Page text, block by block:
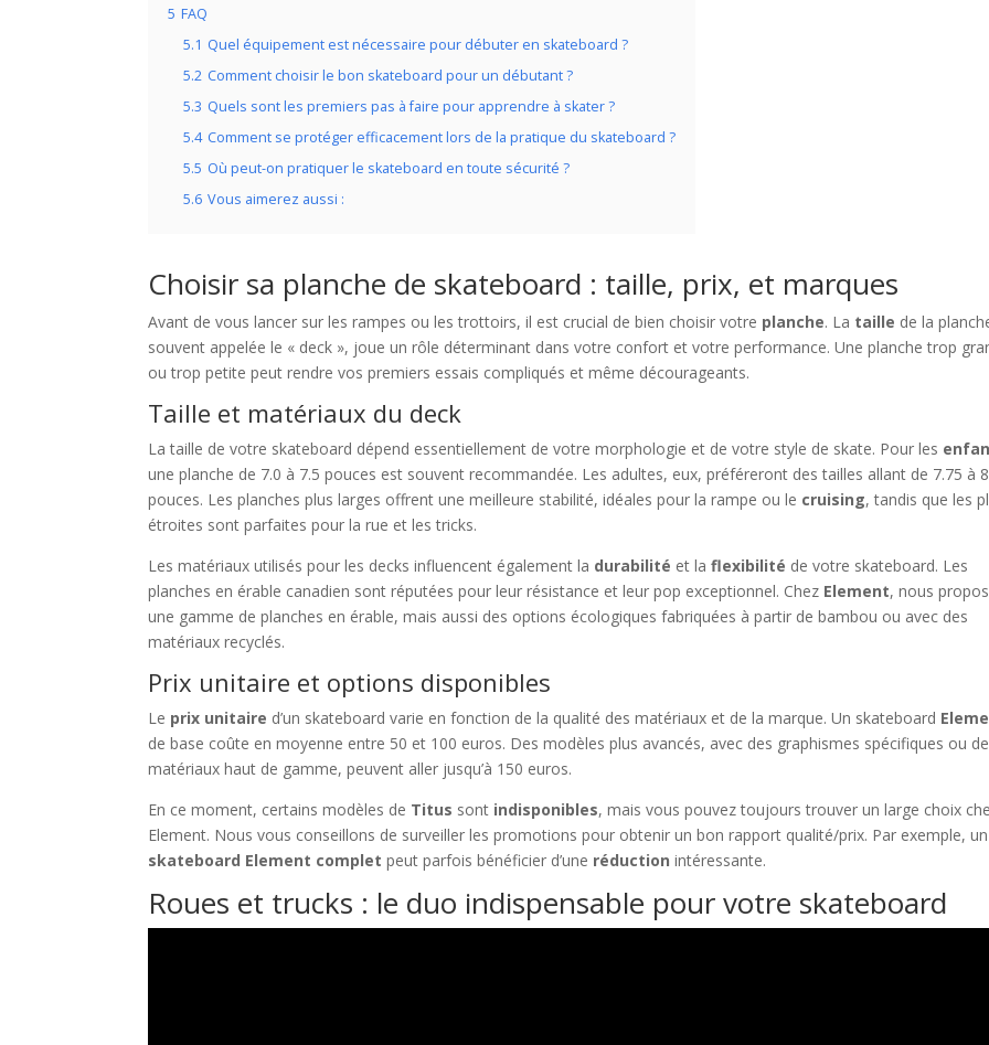
5 FAQ
5.1 Quel équipement est nécessaire pour débuter en skateboard ?
5.2 Comment choisir le bon skateboard pour un débutant ?
5.3 Quels sont les premiers pas à faire pour apprendre à skater ?
5.4 Comment se protéger efficacement lors de la pratique du skateboard ?
5.5 Où peut-on pratiquer le skateboard en toute sécurité ?
5.6 Vous aimerez aussi :
Choisir sa planche de skateboard : taille, prix, et marques
Avant de vous lancer sur les rampes ou les trottoirs, il est crucial de bien choisir votre planche. La taille de la
souvent appelée le « deck », joue un rôle déterminant dans votre confort et votre performance. Une planche trop
ou trop petite peut rendre vos premiers essais compliqués et même décourageants.
Taille et matériaux du deck
La taille de votre skateboard dépend essentiellement de votre morphologie et de votre style de skate. Pour les
une planche de 7.0 à 7.5 pouces est souvent recommandée. Les adultes, eux, préféreront des tailles allant de 7.75 à
pouces. Les planches plus larges offrent une meilleure stabilité, idéales pour la rampe ou le cruising, tandis que les
étroites sont parfaites pour la rue et les tricks.
Les matériaux utilisés pour les decks influencent également la durabilité et laflexibilité de votre skateboard. Les
planches en érable canadien sont réputées pour leur résistance et leur pop exceptionnel. Chez Element, nous
une gamme de planches en érable, mais aussi des options écologiques fabriquées à partir de bambou ou avec des
matériaux recyclés.
Prix unitaire et options disponibles
Le prix unitaire d’un skateboard varie en fonction de la qualité des matériaux et de la marque. Un skateboard
de base coûte en moyenne entre 50 et 100 euros. Des modèles plus avancés, avec des graphismes spécifiques ou
matériaux haut de gamme, peuvent aller jusqu’à 150 euros.
En ce moment, certains modèles de Titus sont indisponibles, mais vous pouvez toujours trouver un large choix
Element. Nous vous conseillons de surveiller les promotions pour obtenir un bon rapport qualité/prix. Par exemple, un
skateboard Element complet peut parfois bénéficier d’une réduction intéressante.
Roues et trucks : le duo indispensable pour votre skateboard